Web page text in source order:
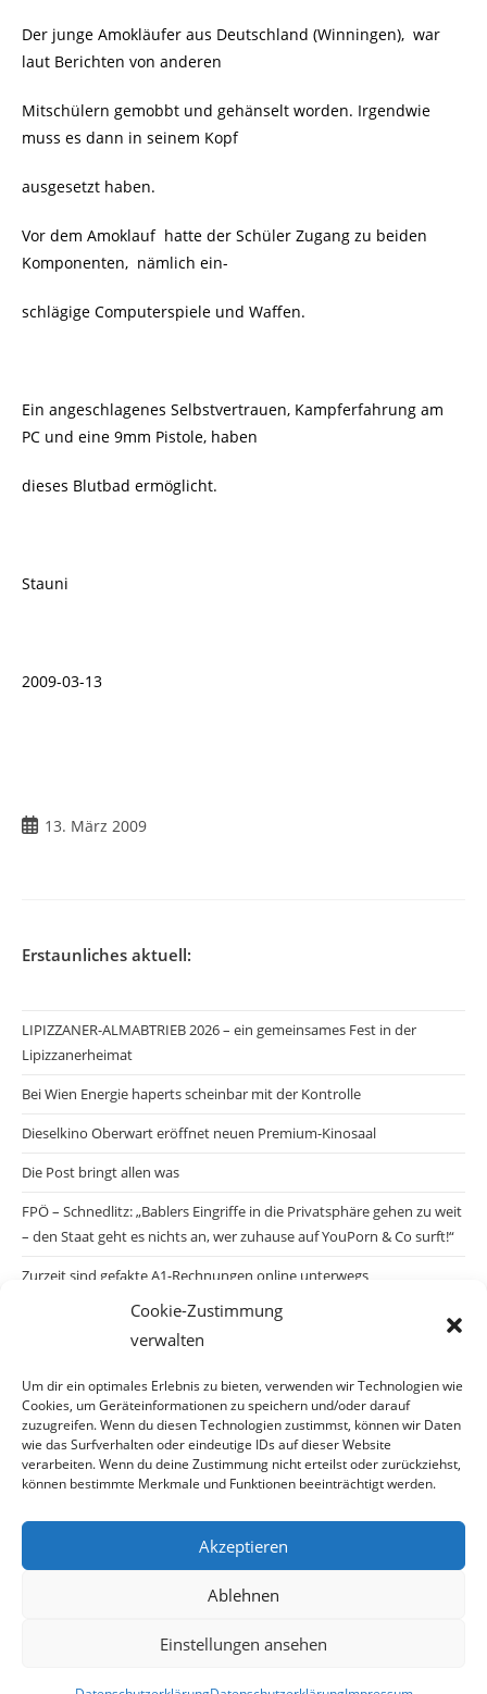
Cookie-Zustimmung
verwalten
Um dir ein optimales Erlebnis zu bieten, verwenden wir Technologien wie
Cookies, um Geräteinformationen zu speichern und/oder darauf
zuzugreifen. Wenn du diesen Technologien zustimmst, können wir Daten
wie das Surfverhalten oder eindeutige IDs auf dieser Website
verarbeiten. Wenn du deine Zustimmung nicht erteilst oder zurückziehst,
können bestimmte Merkmale und Funktionen beeinträchtigt werden.
Akzeptieren
Ablehnen
Einstellungen ansehen
Der junge Amokläufer aus Deutschland (Winningen), war
laut Berichten von anderen
Mitschülern gemobbt und gehänselt worden. Irgendwie
muss es dann in seinem Kopf
ausgesetzt haben.
Vor dem Amoklauf hatte der Schüler Zugang zu beiden
Komponenten, nämlich ein-
schlägige Computerspiele und Waffen.
Ein angeschlagenes Selbstvertrauen, Kampferfahrung am
PC und eine 9mm Pistole, haben
dieses Blutbad ermöglicht.
Stauni
2009-03-13
Beitrag13. März 2009
Erstaunliches aktuell:
LIPIZZANER-ALMABTRIEB 2026 – ein gemeinsames Fest in der
Lipizzanerheimat
Bei Wien Energie haperts scheinbar mit der Kontrolle
Dieselkino Oberwart eröffnet neuen Premium-Kinosaal
Die Post bringt allen was
FPÖ – Schnedlitz: „Bablers Eingriffe in die Privatsphäre gehen zu weit
– den Staat geht es nichts an, wer zuhause auf YouPorn & Co surft!“
Zurzeit sind gefakte A1-Rechnungen online unterwegs
Salzburgs Juden und ihre Sicherheit: „Erst nach einem Anschlag wäre
die Gefahr endlich konkret!“
Biologisches Wunder in Ceuta
Ein vermeintliches Abschiebemärchen
Archiv
© Copyright 2026 · Auch Ihre Information ist uns wichtig! Haben Sie eine